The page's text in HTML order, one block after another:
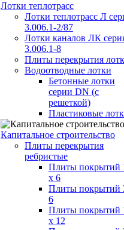
Лотки теплотрасс
Лотки теплотрасс Л
3.006.1-2/87
Лотки каналов ЛК
3.006.1-8
Плиты перекрытия
Водоотводные лотки
Бетонные лотки
серии DN (с
решеткой)
Пластиковые
Капитальное строительство
Плиты перекрытия
ребристые
Плиты покрытий
x 6
Плиты покрытий
6
Плиты покрытий
x 12